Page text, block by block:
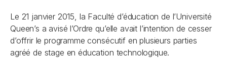
Le 21 janvier 2015, la Faculté d’éducation de l’Université
Queen’s a avisé l’Ordre qu’elle avait l’intention de cesser
d’offrir le programme consécutif en plusieurs parties
agréé de stage en éducation technologique.